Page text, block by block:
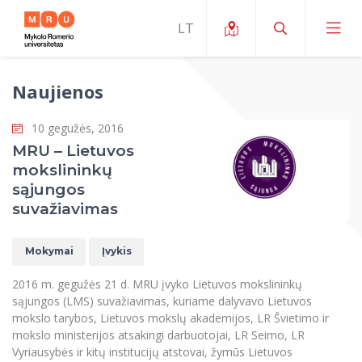
Apie ERUA
Naujienos ir renginiai
Galimybės
Komanda ir kontaktai
Studijų organizavimas ir aplinka
Finansai
Estetinis ugdymas
Pramoginių šokių kolektyvas ,,Bolero”
Dokumentai reglamentuojantys studijas
Studijų kokybė
Studijų programos
Tarptautiniai mainai
Studentams
Erasmus+ mobilumas studijoms (SMS)
Darbuotojams
Skaitmeniniai ženkliukai
Karjeros centras
MOin – MRU Mokslo ir inovacijų savaitė
Mokslo programos
Mokslininkų profiliai "CRIS"
Mokslinės veiklos skatinimo fondas
Tarptautinių ekspertų tinklas
Atitikties mokslinių tyrimų etikai komitetas
Apie MRU
Rektorės žodis
Struktūra
Reitingai
Universiteto garbės nariai
Teisės mokykla
Viešojo saugumo akademija
Žmogaus ir visuomenės studijų fakultetas
Viešojo valdymo ir verslo fakultetas
Pranešimai spaudai
Ekspertų sąrašas
Naujienos
10 gegužės, 2016
MRU – Lietuvos
mokslininkų
sąjungos
suvažiavimas
Mokymai Įvykis
2016 m. gegužės 21 d. MRU įvyko Lietuvos mokslininkų
sąjungos (LMS) suvažiavimas, kuriame dalyvavo Lietuvos
mokslo tarybos, Lietuvos mokslų akademijos, LR Švietimo ir
mokslo ministerijos atsakingi darbuotojai, LR Seimo, LR
Vyriausybės ir kitų institucijų atstovai, žymūs Lietuvos